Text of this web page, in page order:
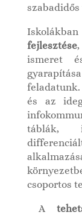
fejlesztése
ismeret
és az
táblák,
csoportos
A